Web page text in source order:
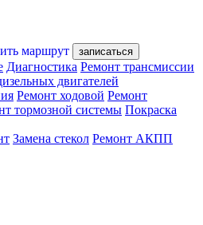
маршрут записаться
Диагностика Ремонт трансмиссии
двигателей
Ремонт ходовой Ремонт
тормозной системы Покраска
Замена стекол Ремонт АКПП